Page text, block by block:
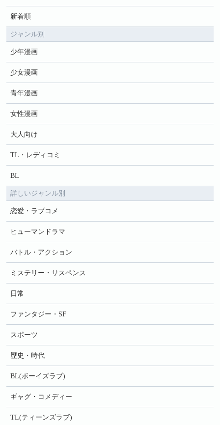
新着順
ジャンル別
少年漫画
少女漫画
青年漫画
女性漫画
大人向け
TL・レディコミ
BL
詳しいジャンル別
恋愛・ラブコメ
ヒューマンドラマ
バトル・アクション
ミステリー・サスペンス
日常
ファンタジー・SF
スポーツ
歴史・時代
BL(ボーイズラブ)
ギャグ・コメディー
TL(ティーンズラブ)